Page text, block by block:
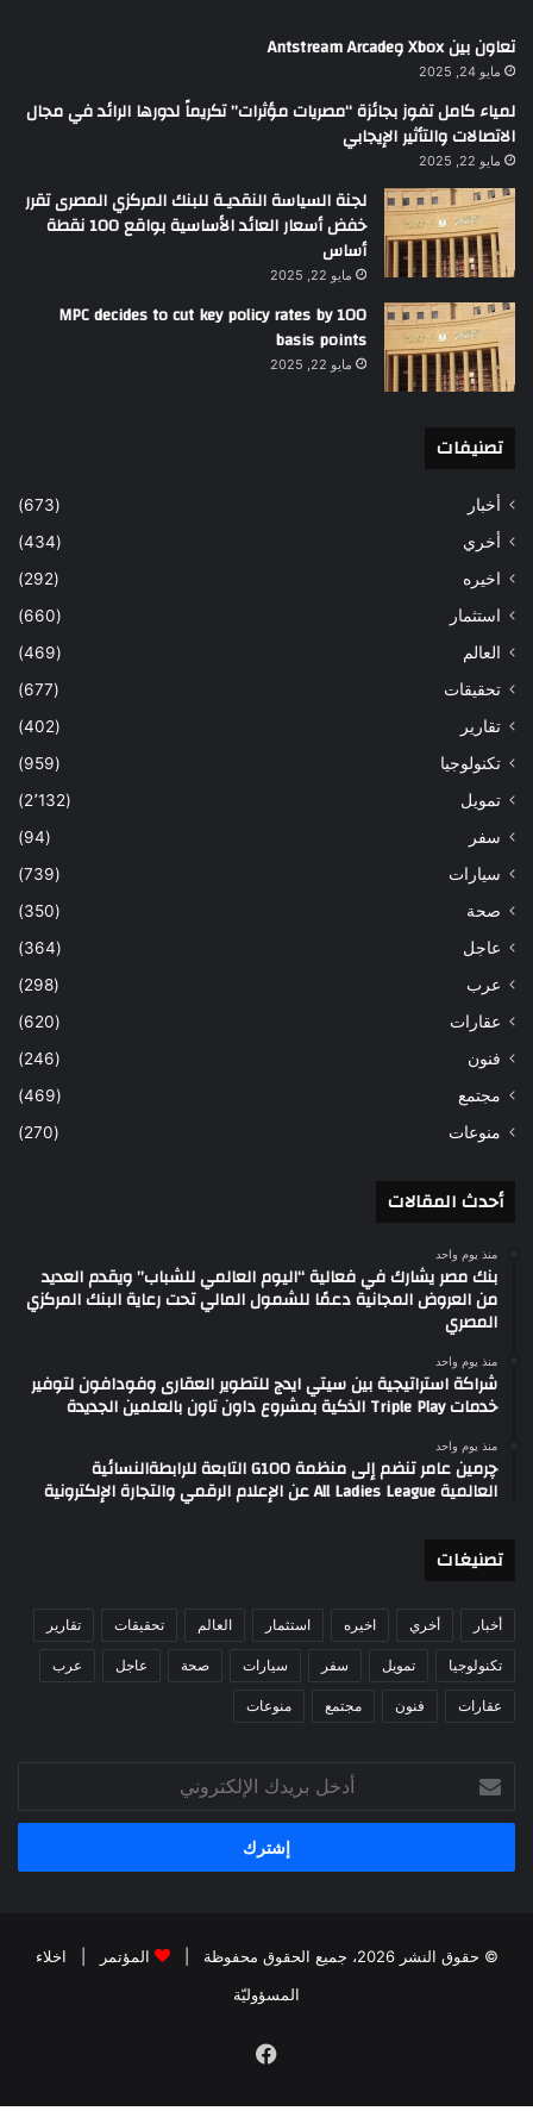
تعاون بين Xbox وAntstream Arcade
مايو 24, 2025
لمياء كامل تفوز بجائزة “مصريات مؤثرات” تكريماً لدورها الرائد في مجال
الاتصالات والتأثير الإيجابي
مايو 22, 2025
لجنة السياسة النقديـة للبنك المركزي المصرى تقرر
خفض أسعار العائد الأساسية بواقع 100 نقطة
أساس
مايو 22, 2025
MPC decides to cut key policy rates by 100
basis points
مايو 22, 2025
تصنيفات
أخبار
(673)
أخري
(434)
اخيره
(292)
استثمار
(660)
العالم
(469)
تحقيقات
(677)
تقارير
(402)
تكنولوجيا
(959)
تمويل
(2٬132)
سفر
(94)
سيارات
(739)
صحة
(350)
عاجل
(364)
عرب
(298)
عقارات
(620)
فنون
(246)
مجتمع
(469)
منوعات
(270)
أحدث المقالات
منذ يوم واحد
بنك مصر يشارك في فعالية “اليوم العالمي للشباب” ويقدم العديد
من العروض المجانية دعمًا للشمول المالي تحت رعاية البنك المركزي
المصري
منذ يوم واحد
شراكة استراتيجية بين سيتي ايدج للتطوير العقارى وفودافون لتوفير
خدمات Triple Play الذكية بمشروع داون تاون بالعلمين الجديدة
منذ يوم واحد
چرمين عامر تنضم إلى منظمة G100 التابعة للرابطةالنسائية
العالمية All Ladies League عن الإعلام الرقمي والتجارة الإلكترونية
تصنيغات
أخبار أخري اخيره استثمار العالم تحقيقات تقارير
تكنولوجيا تمويل سفر سيارات صحة عاجل عرب
عقارات فنون مجتمع منوعات
بريدك
الإلكتروني
© حقوق النشر 2026، جميع الحقوق محفوظة | المؤتمر
اخلاء
المسؤوليّة
فيسبوك